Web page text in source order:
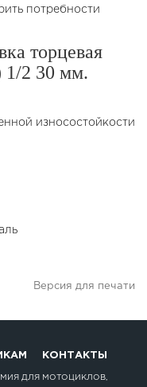
потребности
торцевая
1/2 30 мм.
износостойкости
Версия для печати
КОНТАКТЫ
ДЛЯ МОТОЦИКЛОВ,